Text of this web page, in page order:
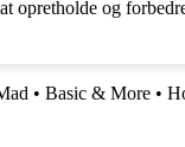
opretholde og
• Basic & More •